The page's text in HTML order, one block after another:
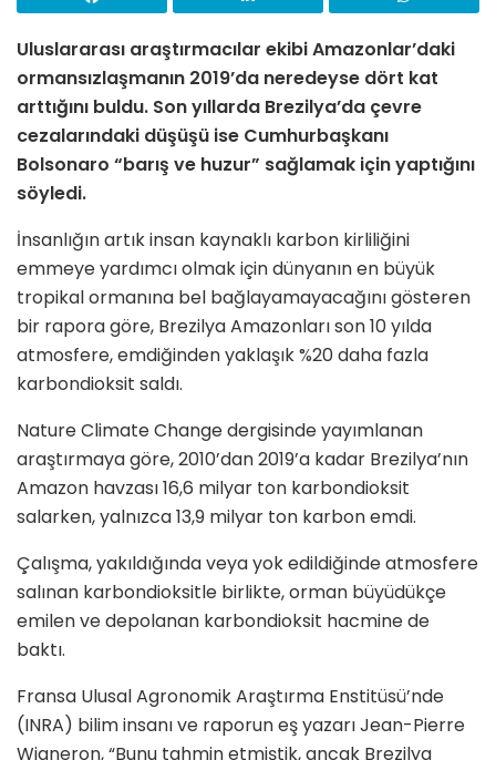
Uluslararası araştırmacılar ekibi Amazonlar’daki
ormansızlaşmanın 2019’da neredeyse dört kat
arttığını buldu. Son yıllarda Brezilya’da çevre
cezalarındaki düşüşü ise Cumhurbaşkanı
Bolsonaro “barış ve huzur” sağlamak için yaptığını
söyledi.
İnsanlığın artık insan kaynaklı karbon kirliliğini
emmeye yardımcı olmak için dünyanın en büyük
tropikal ormanına bel bağlayamayacağını gösteren
bir rapora göre, Brezilya Amazonları son 10 yılda
atmosfere, emdiğinden yaklaşık %20 daha fazla
karbondioksit saldı.
Nature Climate Change dergisinde yayımlanan
araştırmaya göre, 2010’dan 2019’a kadar Brezilya’nın
Amazon havzası 16,6 milyar ton karbondioksit
salarken, yalnızca 13,9 milyar ton karbon emdi.
Çalışma, yakıldığında veya yok edildiğinde atmosfere
salınan karbondioksitle birlikte, orman büyüdükçe
emilen ve depolanan karbondioksit hacmine de
baktı.
Fransa Ulusal Agronomik Araştırma Enstitüsü’nde
(INRA) bilim insanı ve raporun eş yazarı Jean-Pierre
Wigneron, “Bunu tahmin etmiştik, ancak Brezilya